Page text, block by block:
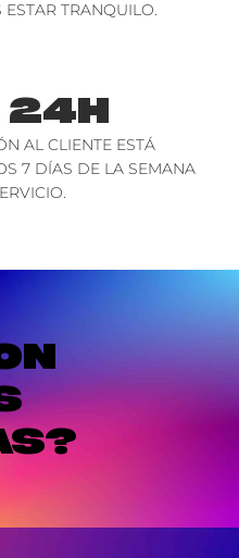
TRANQUILO.
24H
AL CLIENTE ESTÁ
7 DÍAS DE LA SEMANA